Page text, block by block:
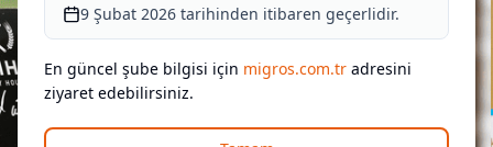
9 Şubat 2026 tarihinden itibaren geçerlidir.
En güncel şube bilgisi için migros.com.tr adresini
ziyaret edebilirsiniz.